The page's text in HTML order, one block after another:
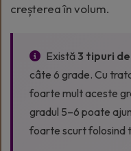
creșterea în volum.
Există3 tipuri
câte 6 grade. Cu
foarte mult aceste
gradul 5–6 poate
foarte scurt folosind